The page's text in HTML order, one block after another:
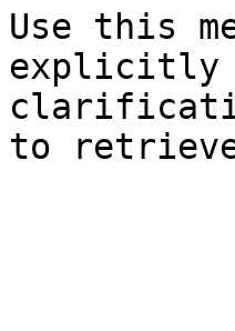
Use this
explicitly